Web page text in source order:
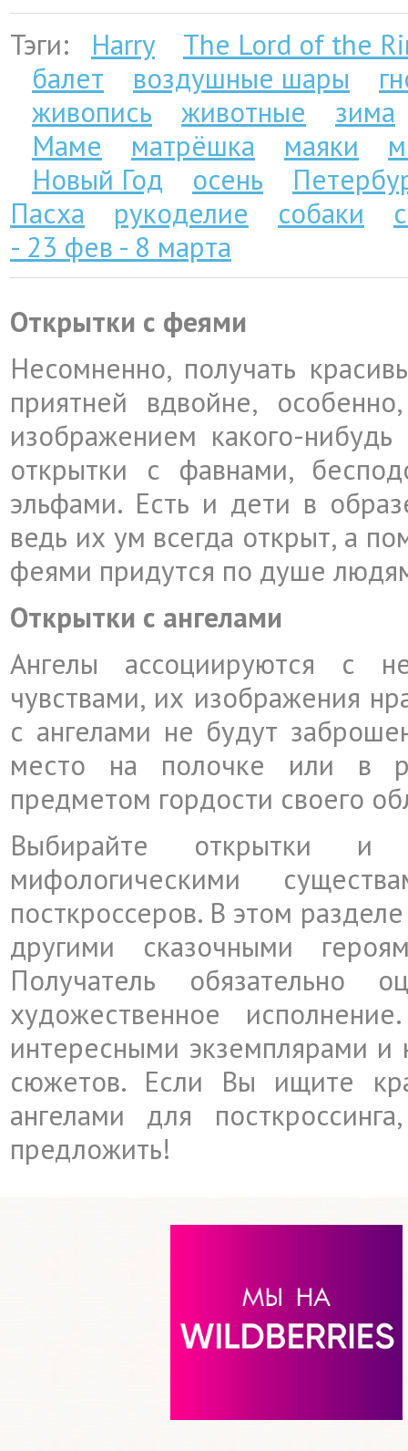
Тэги: Harry
The Lord of the
балет
воздушные шары
живопись
животные
зима
Маме
матрёшка маяки
Новый Год
осень
Пасха
рукоделие собаки
- 23 фев - 8 марта
Открытки с феями
Несомненно, получать
приятней вдвойне,
изображением какого-
открытки с фавнами,
эльфами. Есть и дети в
ведь их ум всегда открыт, а
феями придутся по душе
Открытки с ангелами
Ангелы ассоциируются с
чувствами, их изображения
с ангелами не будут
место на полочке или в
предметом гордости своего
Выбирайте открытки
мифологическими
посткроссеров. В этом
другими сказочными
Получатель
художественное
интересными экземплярами
сюжетов. Если Вы ищите
ангелами для
предложить!